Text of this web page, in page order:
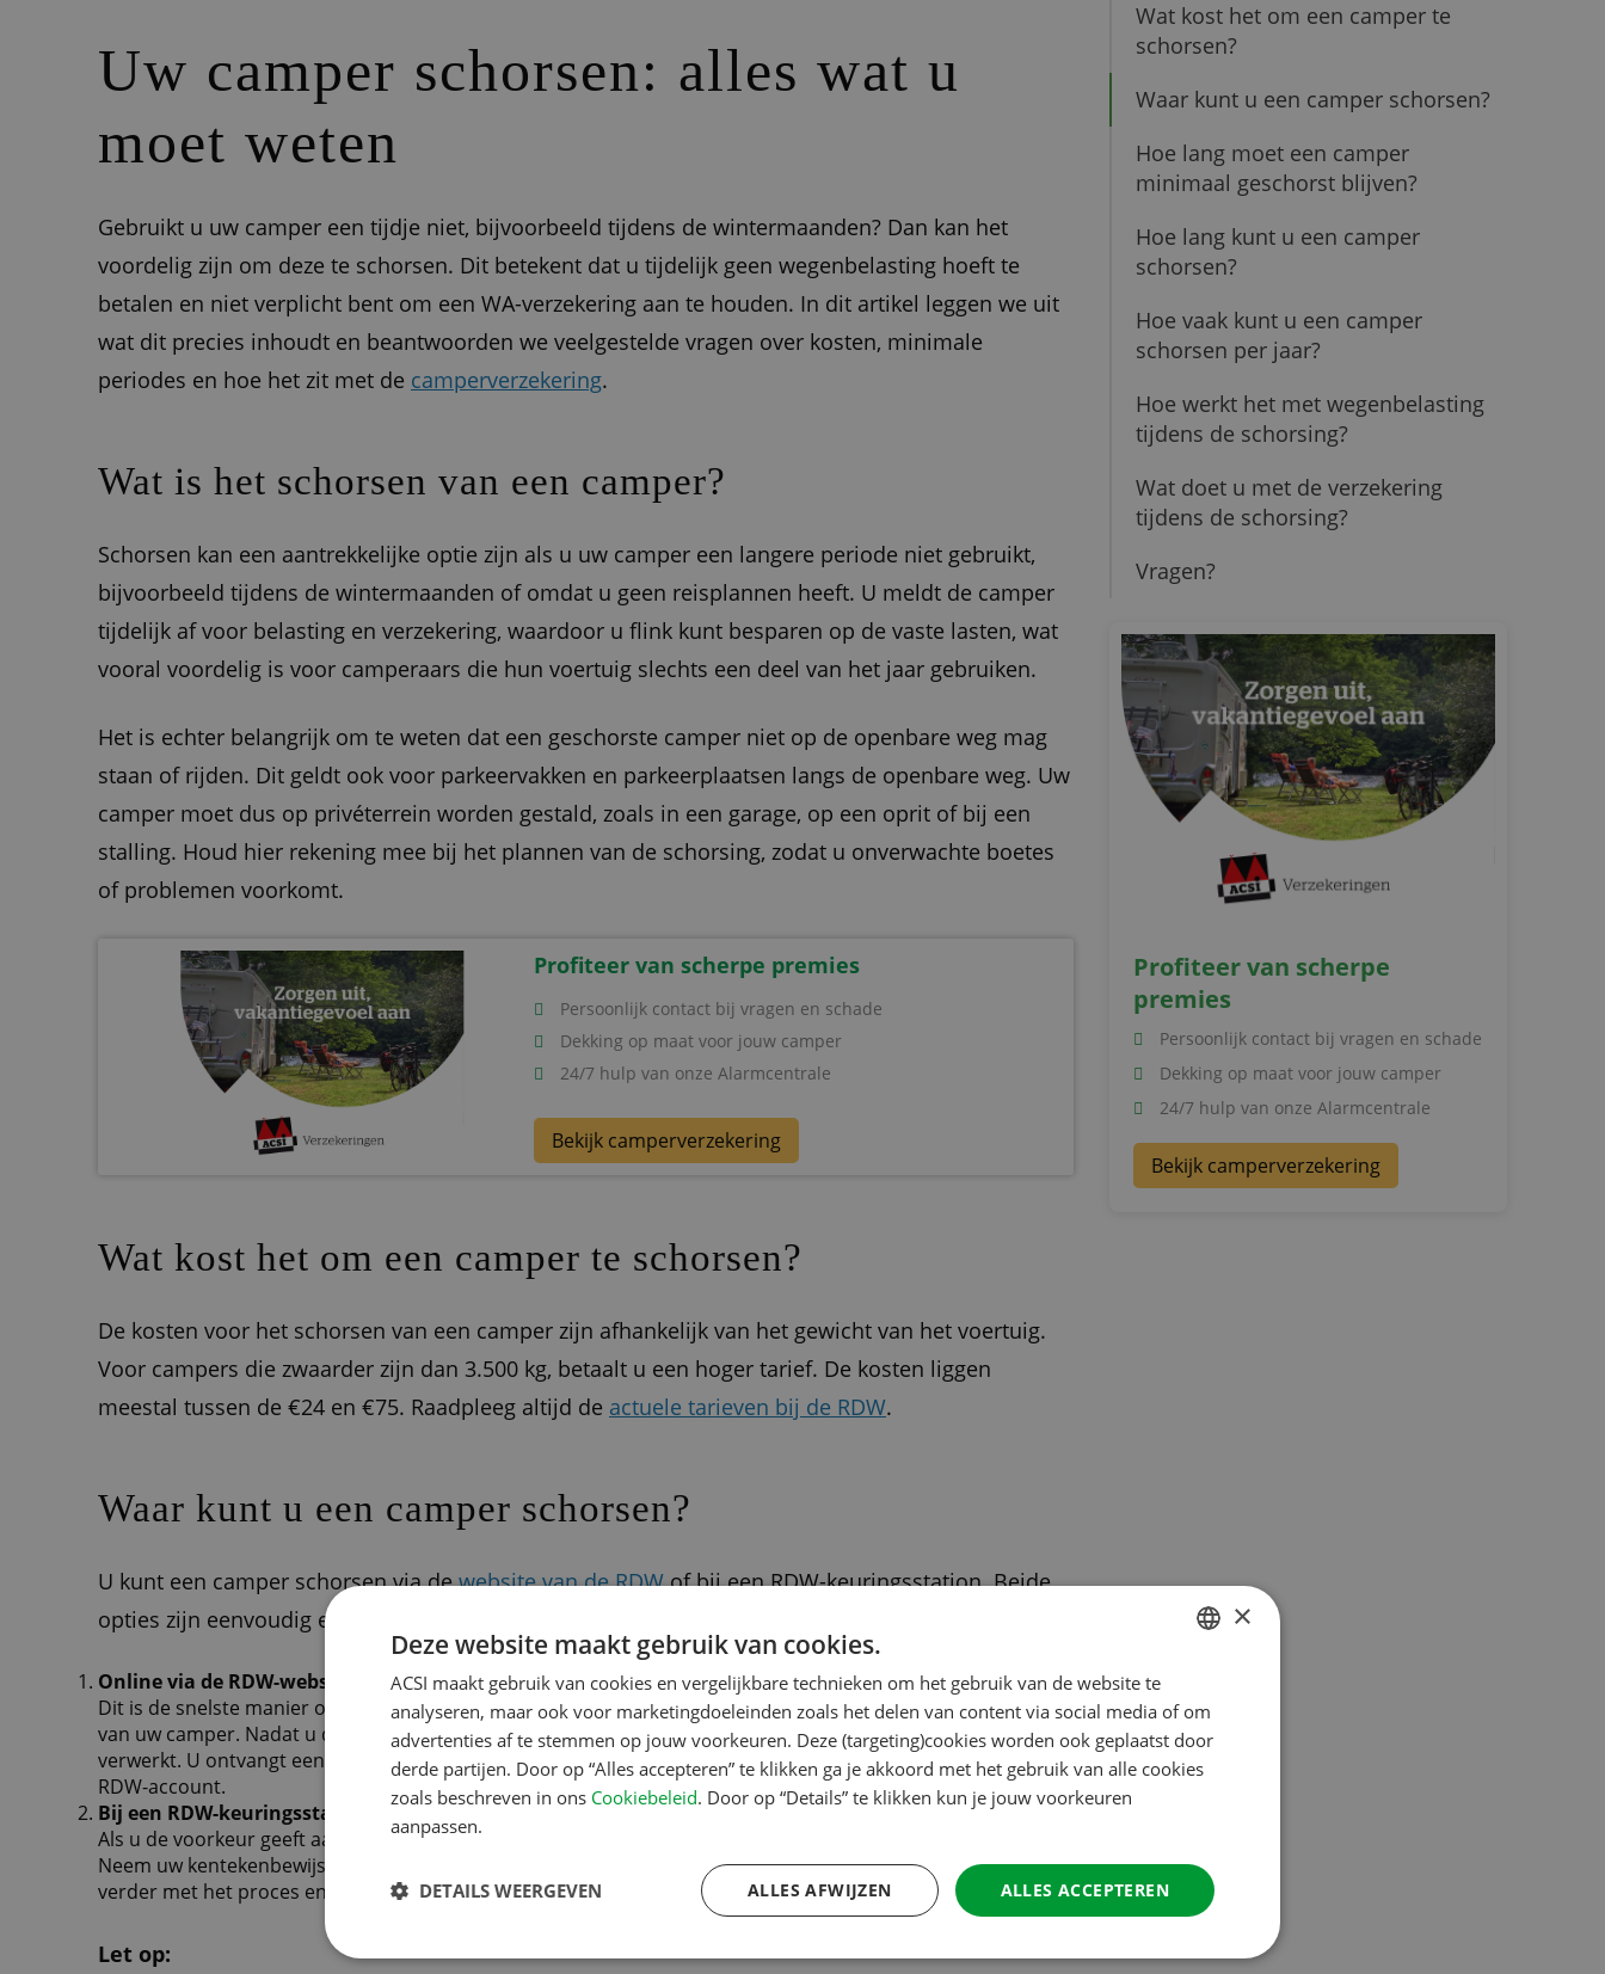
Uw camper schorsen: alles wat u
moet weten
Gebruikt u uw camper een tijdje niet, bijvoorbeeld tijdens de wintermaanden? Dan kan het
voordelig zijn om deze te schorsen. Dit betekent dat u tijdelijk geen wegenbelasting hoeft te
betalen en niet verplicht bent om een WA-verzekering aan te houden. In dit artikel leggen we uit
wat dit precies inhoudt en beantwoorden we veelgestelde vragen over kosten, minimale
periodes en hoe het zit met de camperverzekering.
Wat is het schorsen van een camper?
Schorsen kan een aantrekkelijke optie zijn als u uw camper een langere periode niet gebruikt,
bijvoorbeeld tijdens de wintermaanden of omdat u geen reisplannen heeft. U meldt de camper
tijdelijk af voor belasting en verzekering, waardoor u flink kunt besparen op de vaste lasten, wat
vooral voordelig is voor camperaars die hun voertuig slechts een deel van het jaar gebruiken.
Het is echter belangrijk om te weten dat een geschorste camper niet op de openbare weg mag
staan of rijden. Dit geldt ook voor parkeervakken en parkeerplaatsen langs de openbare weg. Uw
camper moet dus op privéterrein worden gestald, zoals in een garage, op een oprit of bij een
stalling. Houd hier rekening mee bij het plannen van de schorsing, zodat u onverwachte boetes
of problemen voorkomt.
Profiteer van scherpe premies
Persoonlijk contact bij vragen en schade
Dekking op maat voor jouw camper
24/7 hulp van onze Alarmcentrale
Bekijk camperverzekering
Wat kost het om een camper te schorsen?
De kosten voor het schorsen van een camper zijn afhankelijk van het gewicht van het voertuig.
Voor campers die zwaarder zijn dan 3.500 kg, betaalt u een hoger tarief. De kosten liggen
meestal tussen de €24 en €75. Raadpleeg altijd de actuele tarieven bij de RDW.
Waar kunt u een camper schorsen?
U kunt een camper schorsen via dewebsite van de RDWof bij een RDW-keuringsstation. Beide
opties zijn eenvoudig en snel te regelen.
Online via de RDW-website
Dit is de snelste manier om uw camper te schorsen. U heeft hiervoor uw DigiD nodig en het kentekenbewijs
van uw camper. Nadat u de aanvraag heeft ingediend en de kosten heeft betaald, wordt de schorsing direct
verwerkt. U ontvangt een bevestiging via e-mail en u kunt de status van de schorsing terugvinden in uw
RDW-account.
Bij een RDW-keuringsstation
Als u de voorkeur geeft aan persoonlijk contact, kunt u de schorsing regelen bij een RDW-keuringsstation.
Neem uw kentekenbewijs mee en zorg dat u de kosten ter plekke kunt betalen. De medewerker helpt u
verder met het proces en u ontvangt direct een bevestiging van de schorsing.
Let op:
Wat kost het om een camper te
schorsen?
Waar kunt u een camper schorsen?
Hoe lang moet een camper
minimaal geschorst blijven?
Hoe lang kunt u een camper
schorsen?
Hoe vaak kunt u een camper
schorsen per jaar?
Hoe werkt het met wegenbelasting
tijdens de schorsing?
Wat doet u met de verzekering
tijdens de schorsing?
Vragen?
Profiteer van scherpe
premies
Persoonlijk contact bij vragen en schade
Dekking op maat voor jouw camper
24/7 hulp van onze Alarmcentrale
Bekijk camperverzekering
ENGLISH
FRENCH
DANISH
SWEDISH
×
Deze website maakt gebruik van cookies.
ACSI maakt gebruik van cookies en vergelijkbare technieken om het gebruik van de website te
analyseren, maar ook voor marketingdoeleinden zoals het delen van content via social media of om
advertenties af te stemmen op jouw voorkeuren. Deze (targeting)cookies worden ook geplaatst door
derde partijen. Door op “Alles accepteren” te klikken ga je akkoord met het gebruik van alle cookies
zoals beschreven in ons Cookiebeleid. Door op “Details” te klikken kun je jouw voorkeuren
aanpassen.
ALLES ACCEPTEREN
ALLES AFWIJZEN
DETAILS WEERGEVEN